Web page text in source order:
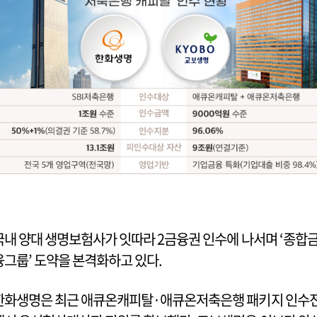
내 양대 생명보험사가 잇따라 2금융권 인수에 나서며 ‘종합
그룹’ 도약을 본격화하고 있다.
화생명은 최근 애큐온캐피탈·애큐온저축은행 패키지 인수